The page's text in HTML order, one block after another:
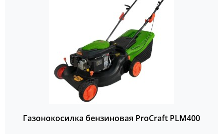
Газонокосилка бензиновая ProCraft PLM400